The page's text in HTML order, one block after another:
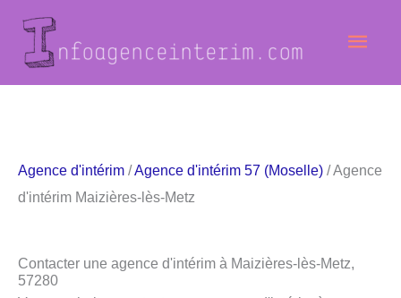
contenu
Agence d'intérim /Agence d'intérim 57 (Moselle) / Agence
d'intérim Maizières-lès-Metz
Contacter une agence d'intérim à Maizières-lès-Metz,
57280